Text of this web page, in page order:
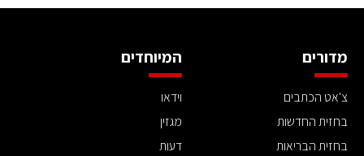
מדורים
צ'אט הכתבים
בחזית החדשות
בחזית הבריאות
המיוחדים
וידאו
מגזין
דעות